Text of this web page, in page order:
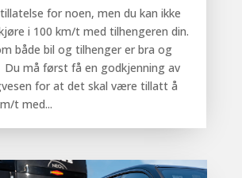
for noen, men du kan ikke
i 100 km/t med tilhengeren din.
både bil og tilhenger er bra og
må først få en godkjenning av
for at det skal være tillatt å
t med...